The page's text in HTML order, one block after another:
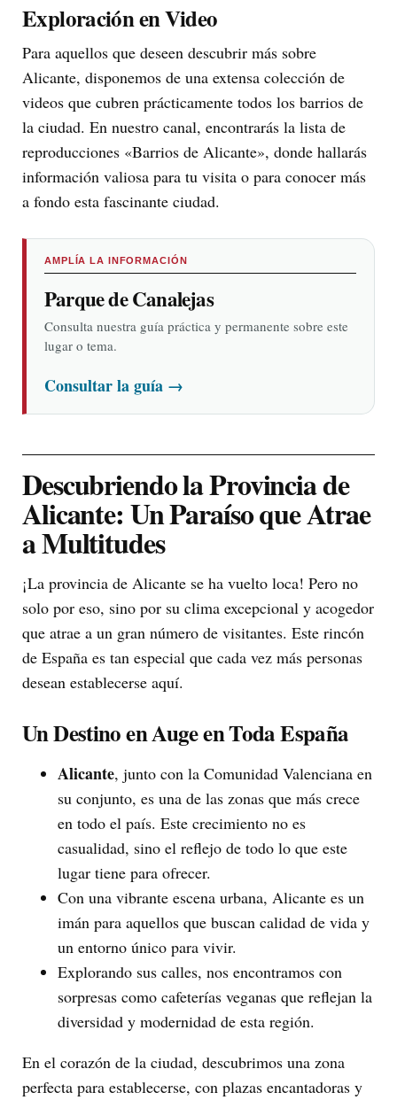
Exploración en Video
Para aquellos que deseen descubrir más sobre
Alicante, disponemos de una extensa colección de
videos que cubren prácticamente todos los barrios de
la ciudad. En nuestro canal, encontrarás la lista de
reproducciones «Barrios de Alicante», donde hallarás
información valiosa para tu visita o para conocer más
a fondo esta fascinante ciudad.
AMPLÍA LA INFORMACIÓN
Parque de Canalejas
Consulta nuestra guía práctica y permanente sobre este
lugar o tema.
Consultar la guía →
Descubriendo la Provincia de
Alicante: Un Paraíso que Atrae
a Multitudes
¡La provincia de Alicante se ha vuelto loca! Pero no
solo por eso, sino por su clima excepcional y acogedor
que atrae a un gran número de visitantes. Este rincón
de España es tan especial que cada vez más personas
desean establecerse aquí.
Un Destino en Auge en Toda España
Alicante, junto con la Comunidad Valenciana en
su conjunto, es una de las zonas que más crece
en todo el país. Este crecimiento no es
casualidad, sino el reflejo de todo lo que este
lugar tiene para ofrecer.
Con una vibrante escena urbana, Alicante es un
imán para aquellos que buscan calidad de vida y
un entorno único para vivir.
Explorando sus calles, nos encontramos con
sorpresas como cafeterías veganas que reflejan la
diversidad y modernidad de esta región.
En el corazón de la ciudad, descubrimos una zona
perfecta para establecerse, con plazas encantadoras y